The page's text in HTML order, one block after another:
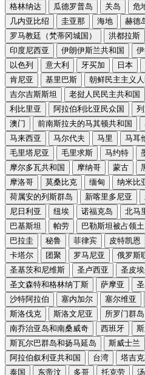
格林纳达
瓜德罗普岛 关岛 危
几内亚比绍
圭亚那 海地
赫德
罗马教廷（梵蒂冈城国）
洪都拉斯
印度尼西亚
伊朗伊斯兰共和国
以色列
意大利 牙买加 日本
肯尼亚
基里巴斯 朝鲜民主主义
吉尔吉斯斯坦
老挝人民民主共和国
利比里亚
阿拉伯利比亚民众国
澳门
前南斯拉夫的马其顿共和国
马来西亚
马尔代夫 马里 马耳
毛里塔尼亚
毛里求斯 马约特
摩尔多瓦共和国
摩纳哥 蒙古
摩洛哥
莫桑比克 缅甸 纳米比
荷属安的列斯群岛
新喀里多尼亚
尼日利亚
纽埃 诺福克岛 北马
巴基斯坦
帕劳 巴勒斯坦被占领土
巴拉圭
秘鲁 菲律宾 皮特凯恩
卡塔尔
团聚 罗马尼亚 俄罗斯
圣基茨和尼维斯
圣卢西亚
圣皮
圣文森特和格林纳丁斯
萨摩亚
沙特阿拉伯
塞内加尔 塞尔维亚
斯洛伐克
斯洛文尼亚 所罗门群岛
南乔治亚岛和南桑威奇
西班牙
斯瓦尔巴群岛和扬马延岛
斯威士兰
阿拉伯叙利亚共和国
台湾 塔吉
泰国
东帝汶 多哥 托克劳